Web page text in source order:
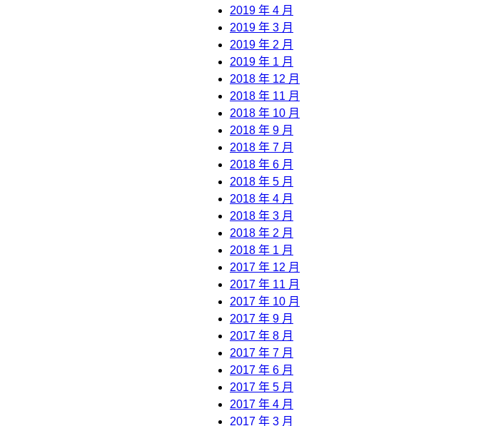
2019 年 4 月
2019 年 3 月
2019 年 2 月
2019 年 1 月
2018 年 12 月
2018 年 11 月
2018 年 10 月
2018 年 9 月
2018 年 7 月
2018 年 6 月
2018 年 5 月
2018 年 4 月
2018 年 3 月
2018 年 2 月
2018 年 1 月
2017 年 12 月
2017 年 11 月
2017 年 10 月
2017 年 9 月
2017 年 8 月
2017 年 7 月
2017 年 6 月
2017 年 5 月
2017 年 4 月
2017 年 3 月